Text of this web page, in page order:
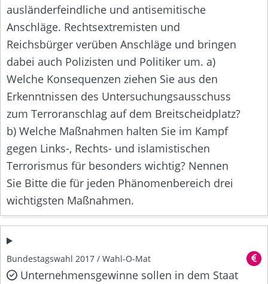
ausländerfeindliche und antisemitische
Anschläge. Rechtsextremisten und
Reichsbürger verüben Anschläge und bringen
dabei auch Polizisten und Politiker um. a)
Welche Konsequenzen ziehen Sie aus den
Erkenntnissen des Untersuchungsausschuss
zum Terroranschlag auf dem Breitscheidplatz?
b) Welche Maßnahmen halten Sie im Kampf
gegen Links-, Rechts- und islamistischen
Terrorismus für besonders wichtig? Nennen
Sie Bitte die für jeden Phänomenbereich drei
wichtigsten Maßnahmen.
Bundestagswahl 2017 / Wahl-O-Mat
Unternehmensgewinne sollen in dem Staat